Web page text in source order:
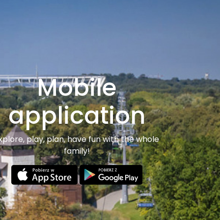
Mobile
application
play, plan, have fun with the whole
family!